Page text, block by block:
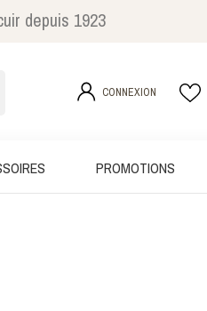
depuis 1923
CONNEXION
PROMOTIONS